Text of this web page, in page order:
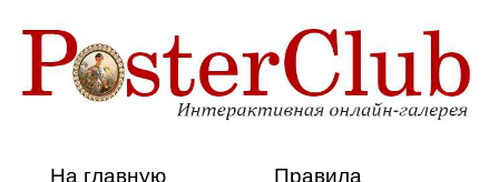
На главную
Правила